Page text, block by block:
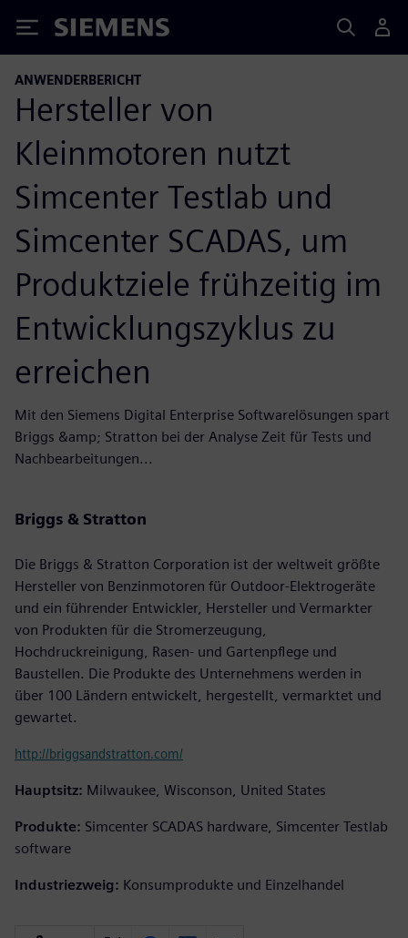
Siemens
ANWENDERBERICHT
Hersteller von
Kleinmotoren nutzt
Simcenter Testlab und
Simcenter SCADAS, um
Produktziele frühzeitig im
Entwicklungszyklus zu
erreichen
Mit den Siemens Digital Enterprise Softwarelösungen spart
Briggs &amp; Stratton bei der Analyse Zeit für Tests und
Nachbearbeitungen...
Briggs & Stratton
Die Briggs & Stratton Corporation ist der weltweit größte
Hersteller von Benzinmotoren für Outdoor-Elektrogeräte
und ein führender Entwickler, Hersteller und Vermarkter
von Produkten für die Stromerzeugung,
Hochdruckreinigung, Rasen- und Gartenpflege und
Baustellen. Die Produkte des Unternehmens werden in
über 100 Ländern entwickelt, hergestellt, vermarktet und
gewartet.
http://briggsandstratton.com/
Hauptsitz: Milwaukee, Wisconson, United States
Produkte: Simcenter SCADAS hardware, Simcenter Testlab
software
Industriezweig: Konsumprodukte und Einzelhandel